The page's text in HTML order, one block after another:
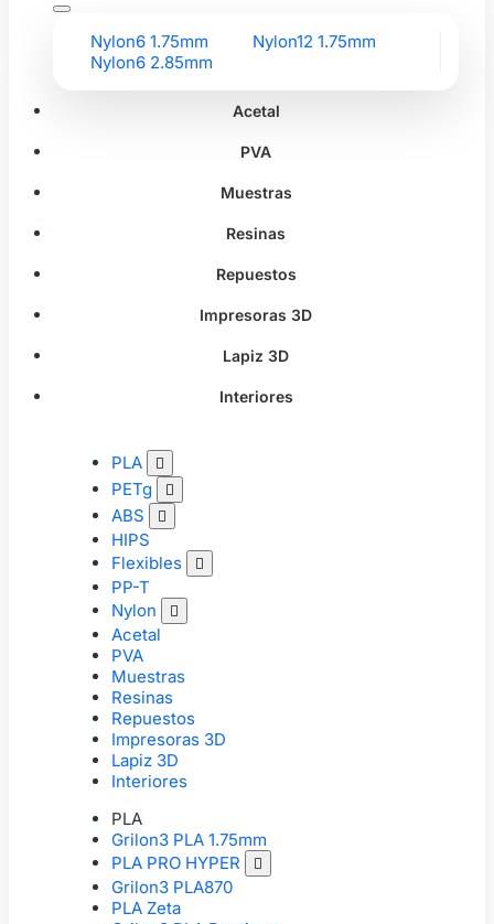
Nylon6 1.75mm
Nylon12 1.75mm
Nylon6 2.85mm
Acetal
PVA
Muestras
Resinas
Repuestos
Impresoras 3D
Lapiz 3D
Interiores
PLA 
PETg 
ABS 
HIPS
Flexibles

PP-T
Nylon

Acetal
PVA
Muestras
Resinas
Repuestos
Impresoras 3D
Lapiz 3D
Interiores
PLA
Grilon3 PLA 1.75mm
PLA PRO HYPER

Grilon3 PLA870
PLA Zeta